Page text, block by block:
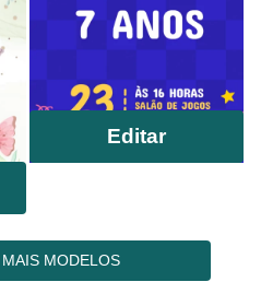
Editar
MODELOS